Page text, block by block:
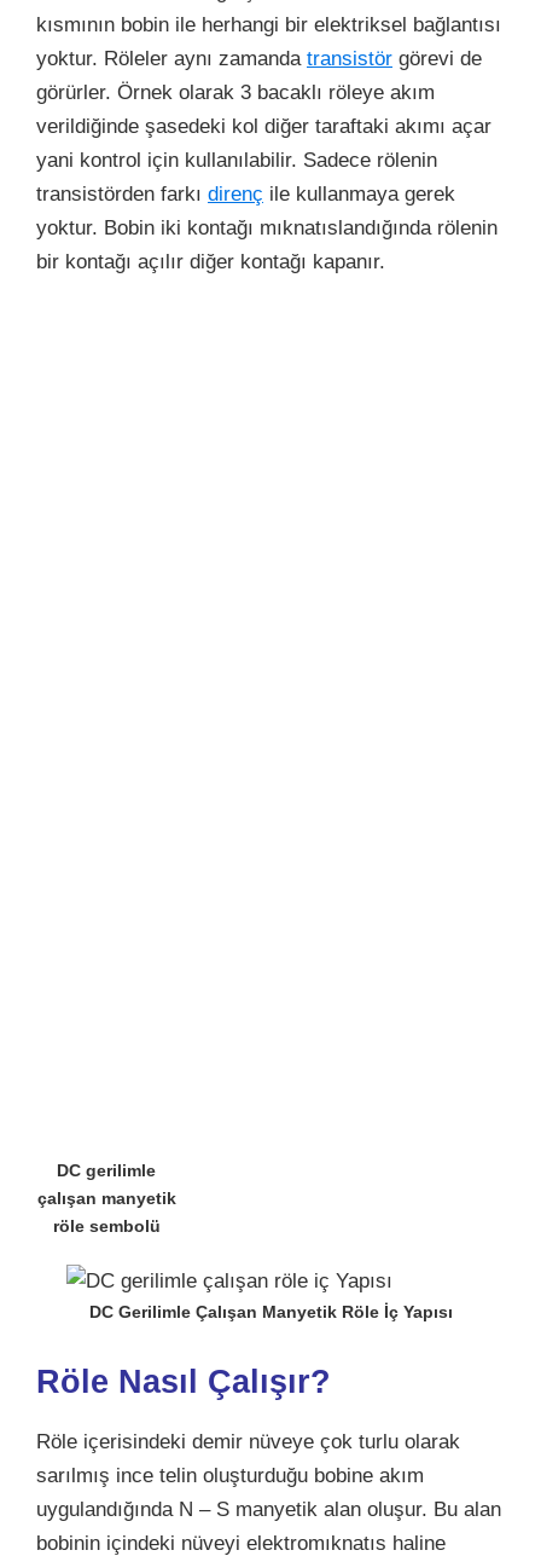
kısmının bobin ile herhangi bir elektriksel bağlantısı
yoktur. Röleler aynı zamanda transistör görevi de
görürler. Örnek olarak 3 bacaklı röleye akım
verildiğinde şasedeki kol diğer taraftaki akımı açar
yani kontrol için kullanılabilir. Sadece rölenin
transistörden farkı direnç ile kullanmaya gerek
yoktur. Bobin iki kontağı mıknatıslandığında rölenin
bir kontağı açılır diğer kontağı kapanır.
DC gerilimle
çalışan manyetik
röle sembolü
DC Gerilimle Çalışan Manyetik Röle İç Yapısı
Röle Nasıl Çalışır?
Röle içerisindeki demir nüveye çok turlu olarak
sarılmış ince telin oluşturduğu bobine akım
uygulandığında N – S manyetik alan oluşur. Bu alan
bobinin içindeki nüveyi elektromıknatıs haline